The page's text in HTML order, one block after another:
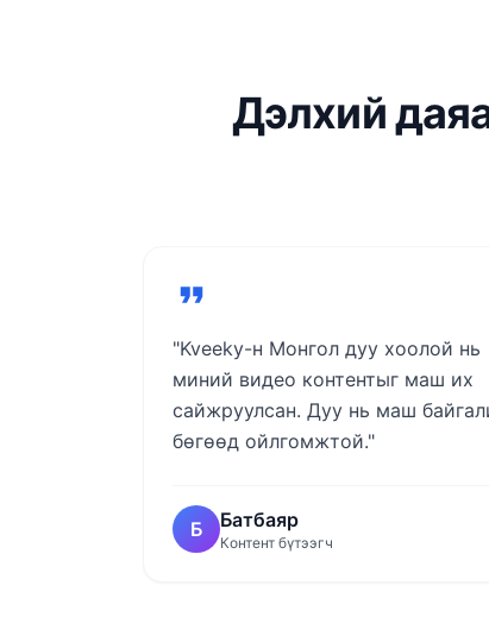
Дэлхий
"Kveeky-н Монгол дуу хоолой нь
миний видео контентыг маш их
сайжруулсан. Дуу нь маш
бөгөөд ойлгомжтой."
Б Батбаяр
Контент бүтээгч